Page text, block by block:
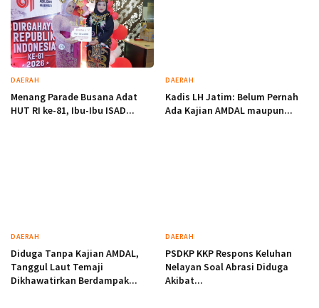
DAERAH
Menang Parade Busana Adat
HUT RI ke-81, Ibu-Ibu ISAD...
DAERAH
Kadis LH Jatim: Belum Pernah
Ada Kajian AMDAL maupun...
DAERAH
Diduga Tanpa Kajian AMDAL,
Tanggul Laut Temaji
Dikhawatirkan Berdampak...
DAERAH
PSDKP KKP Respons Keluhan
Nelayan Soal Abrasi Diduga
Akibat...